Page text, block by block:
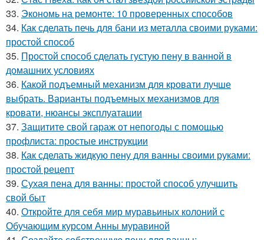
33. Экономь на ремонте: 10 проверенных способов
34. Как сделать печь для бани из металла своими руками:
простой способ
35. Простой способ сделать густую пену в ванной в
домашних условиях
36. Какой подъемный механизм для кровати лучше
выбрать. Варианты подъемных механизмов для
кровати, нюансы эксплуатации
37. Защитите свой гараж от непогоды с помощью
профлиста: простые инструкции
38. Как сделать жидкую пену для ванны своими руками:
простой рецепт
39. Сухая пена для ванны: простой способ улучшить
свой быт
40. Откройте для себя мир муравьиных колоний с
Обучающим курсом Анны муравиной